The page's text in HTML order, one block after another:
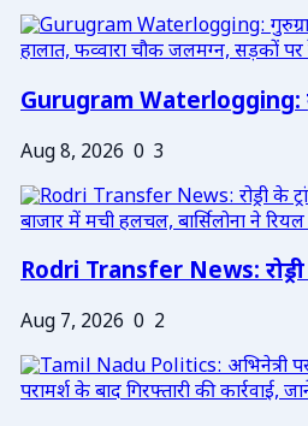
Gurugram Waterlogging:
Aug 8, 2026 0 3
Rodri Transfer News:
Aug 7, 2026 0 2